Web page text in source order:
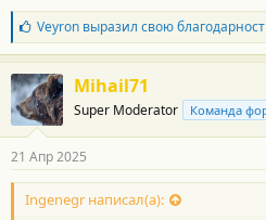
Б
л
а
г
о
д
а
н
о
с
Veyronвыразил свою
Mihail71
Super Moderator Команда
21 Апр 2025
Ingenegr написал(а):